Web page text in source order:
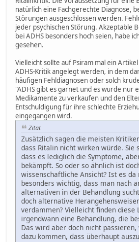
natürlich eine Fachgerechte Diagnose,
Störungen ausgeschlossen werden.
jeder psychischen Störung. Akzeptable
bei ADHS besonders hoch seien, habe
gesehen.
Vielleicht sollte auf Psiram mal ein
ADHS-Kritik angelegt werden, in dem
häufigen Fehldiagnosen oder solch
"ADHS gibt es garnet und es wurde nur
Medikamente zu verkaufen und den
Entschuldigung für ihre schlechte
eingegangen wird.
Zitat
Zusätzlich sagen die meisten
dass Ritalin nicht wirken würde. Sie
dass es lediglich die Symptome,
bekämpft. So oder so ähnlich ist
wissenschaftliche Ansicht? Ist es da
besonders wichtig, dass man nach
alternativen in der Behandlung
doch alternative
verdammen? Vielleicht finden diese
irgendwann eine Behandlung, die
Das wird aber doch nicht
dazu kommen, dass überhaupt